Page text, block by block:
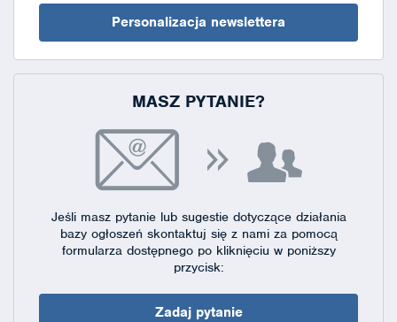
Personalizacja newslettera
MASZ PYTANIE?
Jeśli masz pytanie lub sugestie dotyczące działania
bazy ogłoszeń skontaktuj się z nami za pomocą
formularza dostępnegopo kliknięciu w poniższy
przycisk:
Zadaj pytanie